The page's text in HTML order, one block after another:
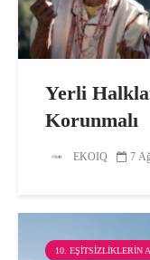
Yerli
Korunmalı
EKOIQ 7
10. EŞITSIZLIKLERIN